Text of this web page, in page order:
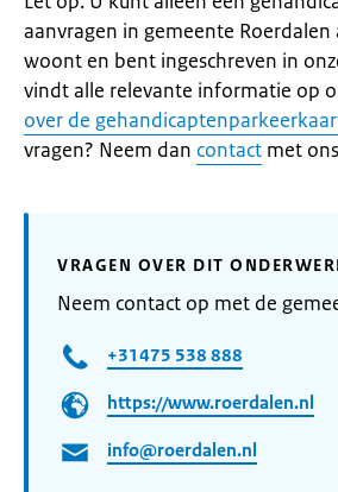
aanvragen in gemeente Roerdalen
woont en bent ingeschreven in
vindt alle relevante informatie op
over de
vragen? Neem dan contact met
VRAGEN OVER DIT
Neem contact op met de
+31475 538 888
https://www.roerdalen.nl
info@roerdalen.nl